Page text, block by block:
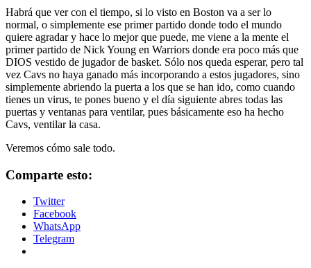
Habrá que ver con el tiempo, si lo visto en Boston va a ser lo
normal, o simplemente ese primer partido donde todo el mundo
quiere agradar y hace lo mejor que puede, me viene a la mente el
primer partido de Nick Young en Warriors donde era poco más que
DIOS vestido de jugador de basket. Sólo nos queda esperar, pero tal
vez Cavs no haya ganado más incorporando a estos jugadores, sino
simplemente abriendo la puerta a los que se han ido, como cuando
tienes un virus, te pones bueno y el día siguiente abres todas las
puertas y ventanas para ventilar, pues básicamente eso ha hecho
Cavs, ventilar la casa.
Veremos cómo sale todo.
Comparte esto:
Twitter
Facebook
WhatsApp
Telegram